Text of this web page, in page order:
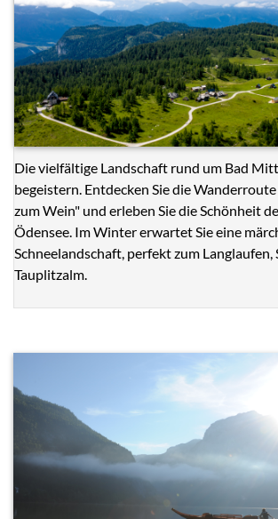
Die vielfältige Landschaft rund um Bad
begeistern. Entdecken Sie die
zum Wein" und erleben Sie die Schönheit
Ödensee. Im Winter erwartet Sie eine
Schneelandschaft, perfekt zum Langlaufen,
Tauplitzalm.